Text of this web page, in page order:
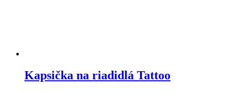
Kapsička na riadidlá Tattoo